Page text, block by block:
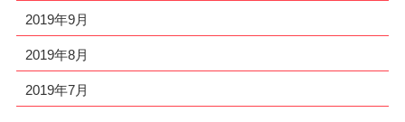
2019年9月
2019年8月
2019年7月